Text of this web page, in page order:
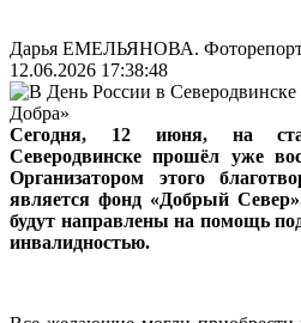
Дарья ЕМЕЛЬЯНОВА.
12.06.2026 17:38:48
Сегодня, 12 июня, на
Северодвинске прошёл уже
Организатором этого
является фонд «Добрый
будут направлены на помощь
инвалидностью.